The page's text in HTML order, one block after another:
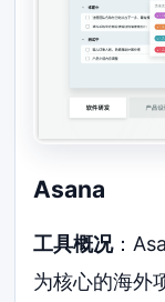
Asana
工具概况：
为核心的海外